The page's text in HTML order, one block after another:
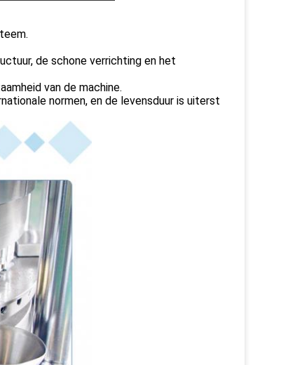
de schone verrichting en het
van de machine.
normen, en de levensduur is uiterst